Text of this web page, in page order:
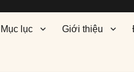
Mục lục Giới thiệu